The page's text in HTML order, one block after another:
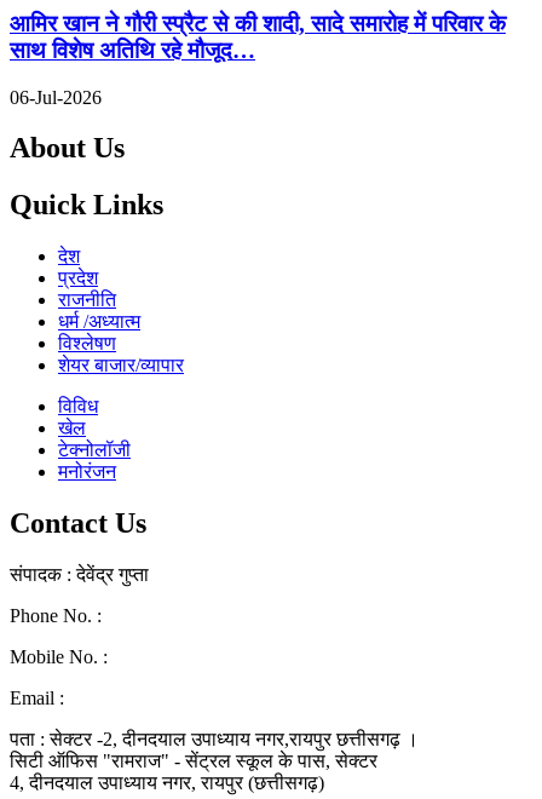
आमिर खान ने गौरी स्प्रैट से की शादी, सादे समारोह में परिवार के
साथ विशेष अतिथि रहे मौजूद…
06-Jul-2026
About Us
Quick Links
देश
प्रदेश
राजनीति
धर्म /अध्यात्म
विश्लेषण
शेयर बाजार/व्यापार
विविध
खेल
टेक्नोलॉजी
मनोरंजन
Contact Us
संपादक : देवेंद्र गुप्ता
Phone No. :
Mobile No. :
Email :
पता : सेक्टर -2, दीनदयाल उपाध्याय नगर,रायपुर छत्तीसगढ़ ।
सिटी ऑफिस "रामराज" - सेंट्रल स्कूल के पास, सेक्टर
4, दीनदयाल उपाध्याय नगर, रायपुर (छत्तीसगढ़)